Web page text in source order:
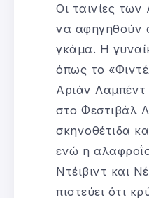
Οι ταινίες
να αφηγηθούν
γκάμα. Η
όπως το
Αριάν Λαμπέντ
στο Φεστιβάλ
σκηνοθέτιδα
ενώ η
Ντέιβιντ και
πιστεύει ότι